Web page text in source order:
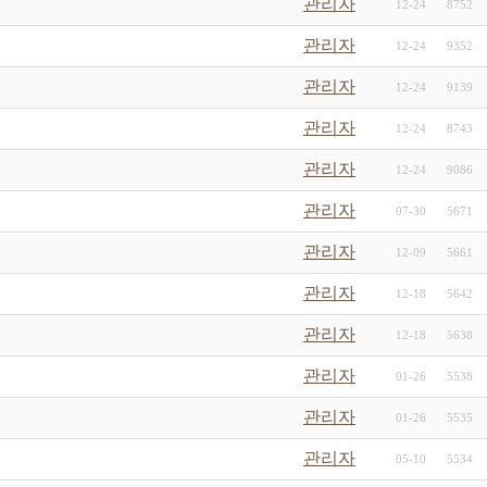
관리자 12-24 8752
관리자 12-24 9352
관리자 12-24 9139
관리자 12-24 8743
관리자 12-24 9086
관리자 07-30 5671
관리자 12-09 5661
관리자 12-18 5642
관리자 12-18 5638
관리자 01-26 5538
관리자 01-26 5535
관리자 05-10 5534